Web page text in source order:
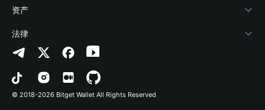
帮助中心
联系我们
品牌资源
工作机会
Crypto Swap API
山寨季指数
预测市场
DApp
Bitget Wallet Pay
合作上架
安全防护技术
快捷买币
授权检测
合约检测
批量转账
资产
Arbitrum
Avalanche
Bitcoin
法律
隐私协议
用户使用协议
© 2018-2026 Bitget Wallet All Rights Reserved